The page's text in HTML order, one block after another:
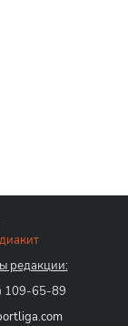
редакции:
109-65-89